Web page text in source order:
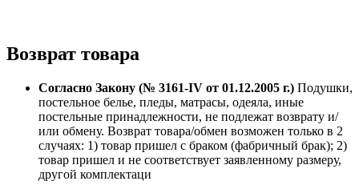
Возврат товара
Согласно Закону (№ 3161-IV от 01.12.2005 г.) Подушки,
постельное белье, пледы, матрасы, одеяла, иные
постельные принадлежности, не подлежат возврату и/
или обмену. Возврат товара/обмен возможен только в 2
случаях: 1) товар пришел с браком (фабричный брак); 2)
товар пришел и не соответствует заявленному размеру,
другой комплектаци